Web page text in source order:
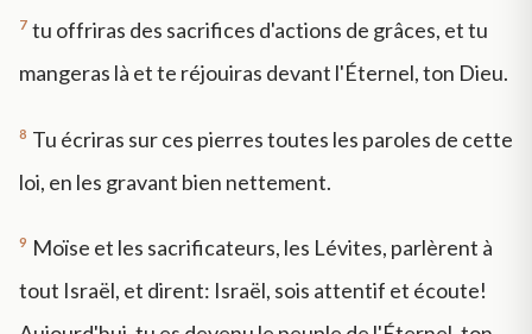
7 tu offriras des sacrifices d'actions de grâces, et tu
mangeras là et te réjouiras devant l'Éternel, ton Dieu.
8 Tu écriras sur ces pierres toutes les paroles de cette
loi, en les gravant bien nettement.
9 Moïse et les sacrificateurs, les Lévites, parlèrent à
tout Israël, et dirent: Israël, sois attentif et écoute!